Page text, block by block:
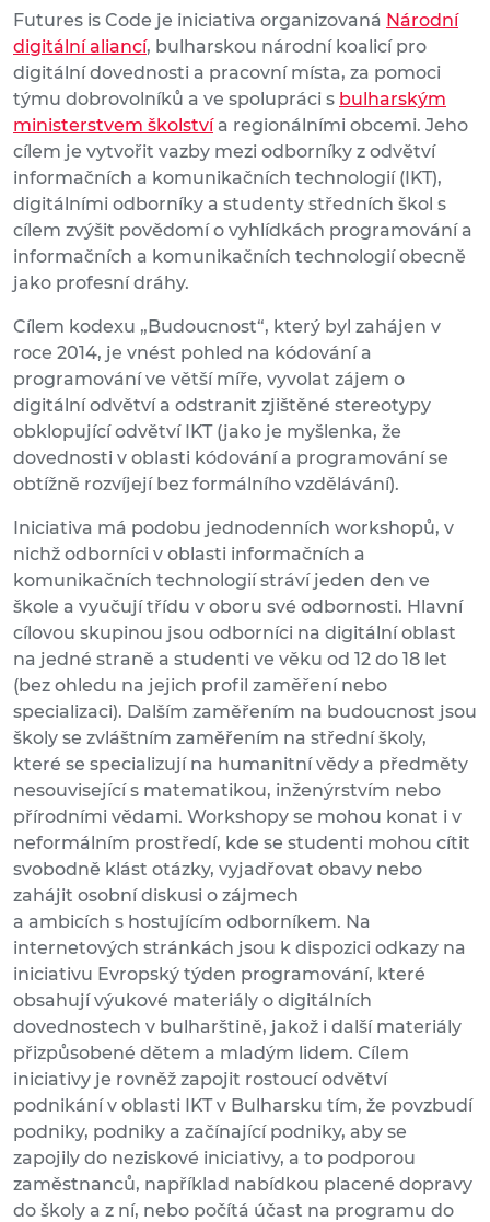
Futures is Code je iniciativa organizovaná Národní
digitální aliancí, bulharskou národní koalicí pro
digitální dovednosti a pracovní místa, za pomoci
týmu dobrovolníků a ve spolupráci s bulharským
ministerstvem školstvía regionálními obcemi. Jeho
cílem je vytvořit vazby mezi odborníky z odvětví
informačních a komunikačních technologií (IKT),
digitálními odborníky a studenty středních škol s
cílem zvýšit povědomí o vyhlídkách programování a
informačních a komunikačních technologií obecně
jako profesní dráhy.
Cílem kodexu „Budoucnost“, který byl zahájen v
roce 2014, je vnést pohled na kódování a
programování ve větší míře, vyvolat zájem o
digitální odvětví a odstranit zjištěné stereotypy
obklopující odvětví IKT (jako je myšlenka, že
dovednosti v oblasti kódování a programování se
obtížně rozvíjejí bez formálního vzdělávání).
Iniciativa má podobu jednodenních workshopů, v
nichž odborníci v oblasti informačních a
komunikačních technologií stráví jeden den ve
škole a vyučují třídu v oboru své odbornosti. Hlavní
cílovou skupinou jsou odborníci na digitální oblast
na jedné straně a studenti ve věku od 12 do 18 let
(bez ohledu na jejich profil zaměření nebo
specializaci). Dalším zaměřením na budoucnost jsou
školy se zvláštním zaměřením na střední školy,
které se specializují na humanitní vědy a předměty
nesouvisející s matematikou, inženýrstvím nebo
přírodními vědami. Workshopy se mohou konat i v
neformálním prostředí, kde se studenti mohou cítit
svobodně klást otázky, vyjadřovat obavy nebo
zahájit osobní diskusi o zájmech
a ambicích s hostujícím odborníkem. Na
internetových stránkách jsou k dispozici odkazy na
iniciativu Evropský týden programování, které
obsahují výukové materiály o digitálních
dovednostech v bulharštině, jakož i další materiály
přizpůsobené dětem a mladým lidem. Cílem
iniciativy je rovněž zapojit rostoucí odvětví
podnikání v oblasti IKT v Bulharsku tím, že povzbudí
podniky, podniky a začínající podniky, aby se
zapojily do neziskové iniciativy, a to podporou
zaměstnanců, například nabídkou placené dopravy
do školy a z ní, nebo počítá účast na programu do